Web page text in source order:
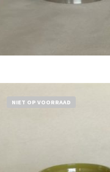
NIET OP VOORRAAD